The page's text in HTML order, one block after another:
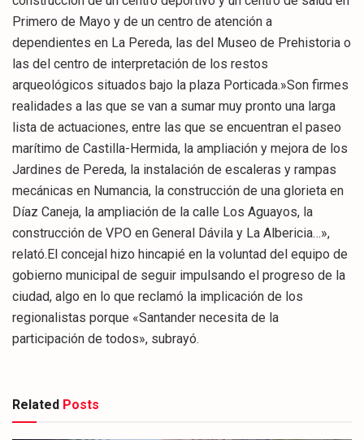
Primero de Mayo y de un centro de atención a
dependientes en La Pereda, las del Museo de Prehistoria o
las del centro de interpretación de los restos
arqueológicos situados bajo la plaza Porticada.»Son firmes
realidades a las que se van a sumar muy pronto una larga
lista de actuaciones, entre las que se encuentran el paseo
marítimo de Castilla-Hermida, la ampliación y mejora de los
Jardines de Pereda, la instalación de escaleras y rampas
mecánicas en Numancia, la construcción de una glorieta en
Díaz Caneja, la ampliación de la calle Los Aguayos, la
construcción de VPO en General Dávila y La Albericia…»,
relató.El concejal hizo hincapié en la voluntad del equipo de
gobierno municipal de seguir impulsando el progreso de la
ciudad, algo en lo que reclamó la implicación de los
regionalistas porque «Santander necesita de la
participación de todos», subrayó.
Related Posts